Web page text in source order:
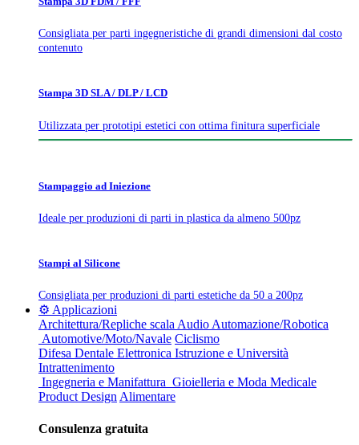
Consigliata per parti ingegneristiche di grandi dimensioni dal costo
contenuto
Stampa 3D SLA / DLP / LCD
Utilizzata per prototipi estetici con ottima finitura superficiale
Stampaggio ad Iniezione
Ideale per produzioni di parti in plastica da almeno 500pz
Stampi al Silicone
Consigliata per produzioni di parti estetiche da 50 a 200pz
⚙️ Applicazioni
Architettura/Repliche scala Audio Automazione/Robotica
Automotive/Moto/Navale Ciclismo
Difesa Dentale Elettronica Istruzione e Università
Intrattenimento
Ingegneria e Manifattura Gioielleria e Moda Medicale
Product Design Alimentare
Consulenza gratuita